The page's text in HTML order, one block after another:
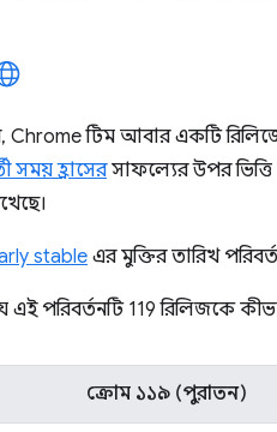
টিম আবার একটি
সময় হ্রাসেরসাফল্যের উপর
stableএর মুক্তির তারিখ
এই পরিবর্তনটি 119 রিলিজকে
ক্রোম ১১৯ (পুরাতন)